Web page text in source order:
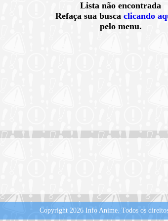
Lista não encontrada
Refaça sua busca clicando
pelo menu.
Copyright 2026 Info Anime. Todos os